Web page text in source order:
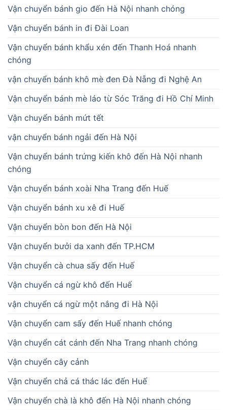
Vận chuyển bánh gio đến Hà Nội nhanh chóng
Vận chuyển bánh in đi Đài Loan
Vận chuyển bánh khẩu xén đến Thanh Hoá nhanh
chóng
vận chuyển bánh khô mè đen Đà Nẵng đi Nghệ An
Vận chuyển bánh mè láo từ Sóc Trăng đi Hồ Chí Minh
Vận chuyển bánh mứt tết
vận chuyển bánh ngải đến Hà Nội
Vận chuyển bánh trứng kiến khô đến Hà Nội nhanh
chóng
Vận chuyển bánh xoài Nha Trang đến Huế
Vận chuyển bánh xu xê đi Huế
Vận chuyển bòn bon đến Hà Nội
Vận chuyển bưởi da xanh đến TP.HCM
Vận chuyển cà chua sấy đến Huế
Vận chuyển cá ngừ khô đến Huế
vận chuyển cá ngừ một nắng đi Hà Nội
Vận chuyển cam sấy đến Huế nhanh chóng
Vận chuyển cát cánh đến Nha Trang nhanh chóng
Vận chuyển cây cảnh
Vận chuyển chả cá thác lác đến Huế
Vận chuyển chà là khô đến Hà Nội nhanh chóng